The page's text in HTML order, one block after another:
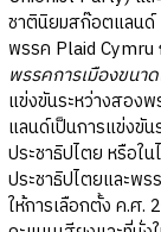
ชาตินิยมสก๊อตแลนด์
พรรค Plaid Cymru
พรรคการเมืองขนา
แข่งขันระหว่างสอง
แลนด์เป็นการแข่งขั
ประชาธิปไตย หรือใ
ประชาธิปไตยและพ
ให้การเลือกตั้ง ค.ศ.